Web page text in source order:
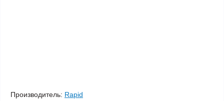
Производитель: Rapid